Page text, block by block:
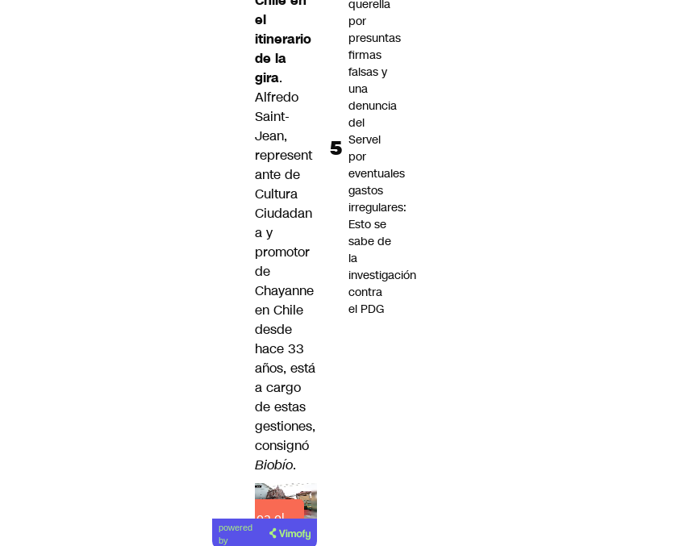
el
itinerario
de la
gira.
Alfredo
Saint-
Jean,
represent
ante de
Cultura
Ciudadan
a y
promotor
de
Chayanne
en Chile
desde
hace 33
años, está
a cargo
de estas
gestiones,
consignó
Biobío.
Lea el
artículo
powered
by
querella
por
presuntas
firmas
falsas y
una
denuncia
del
Servel
por
eventuales
gastos
irregulares:
Esto se
sabe de
la
investigación
contra
el PDG